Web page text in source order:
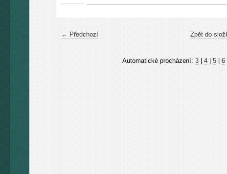
← Předchozí Zpět do
Automatické procházení: 3| 4| 5| 6